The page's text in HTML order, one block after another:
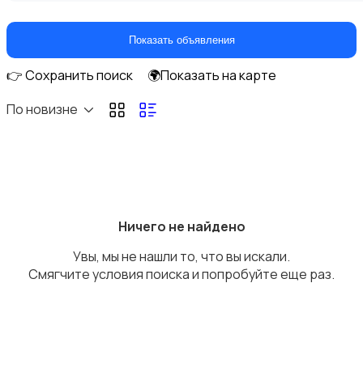
Стационарные телефоны
Запчасти
Показать объявления
👉 Сохранить поиск
🌍Показать на карте
По новизне
Ничего не найдено
Увы, мы не нашли то, что вы искали.
Смягчите условия поиска и попробуйте еще раз.